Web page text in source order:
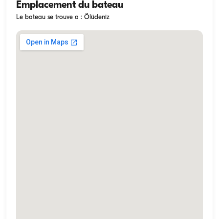
Emplacement du bateau
Le bateau se trouve a : Ölüdeniz